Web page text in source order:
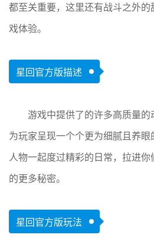
都至关重要，这里还有战斗之外
戏体验。
星回官方版描述
游戏中提供了的许多高质量的
为玩家呈现一个个更为细腻且养
人物一起度过精彩的日常，拉进
的更多秘密。
星回官方版玩法